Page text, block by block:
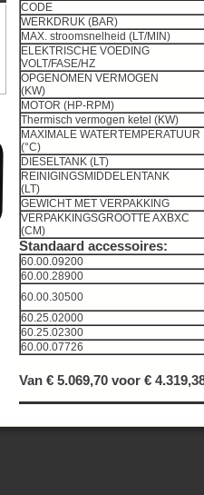
CODE
WERKDRUK
MAX. stroomsnelheid
ELEKTRISCHE VOEDING
VOLT/FASE/HZ
OPGENOMEN VERMOGEN
(KW)
MOTOR (HP-RPM)
Thermisch vermogen ketel (KW)
MAXIMALE WATERTEMPERATUUR
(°C)
DIESELTANK (LT)
REINIGINGSMIDDELENTANK
(LT)
GEWICHT MET VERPAKKING
VERPAKKINGSGROOTTE AXBXC
(CM)
Standaard accessoires:
60.00.09200
60.00.28900
60.00.30500
60.25.02000
60.25.02300
60.00.07726
Van € 5.069,70 voor €